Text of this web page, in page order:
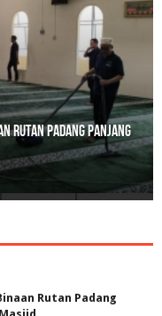
Rutan Padang Panjang
Rutan Padang